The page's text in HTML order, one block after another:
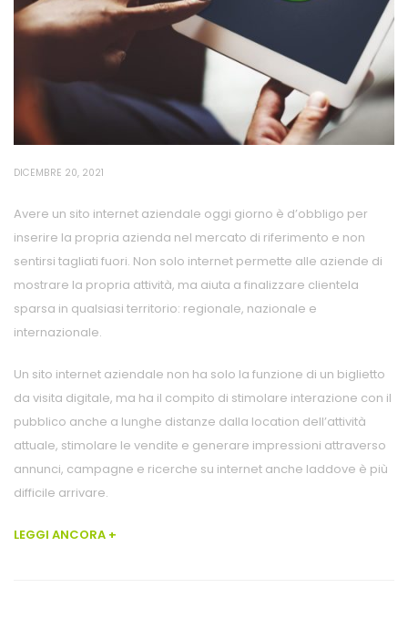
DICEMBRE 20, 2021
Avere un sito internet aziendale oggi giorno è d’obbligo per
inserire la propria azienda nel mercato di riferimento e non
sentirsi tagliati fuori. Non solo internet permette alle aziende di
mostrare la propria attività, ma aiuta a finalizzare clientela
sparsa in qualsiasi territorio: regionale, nazionale e
internazionale.
Un sito internet aziendale non ha solo la funzione di un biglietto
da visita digitale, ma ha il compito di stimolare interazione con il
pubblico anche a lunghe distanze dalla location dell’attività
attuale, stimolare le vendite e generare impressioni attraverso
annunci, campagne e ricerche su internet anche laddove è più
difficile arrivare.
LEGGI ANCORA +